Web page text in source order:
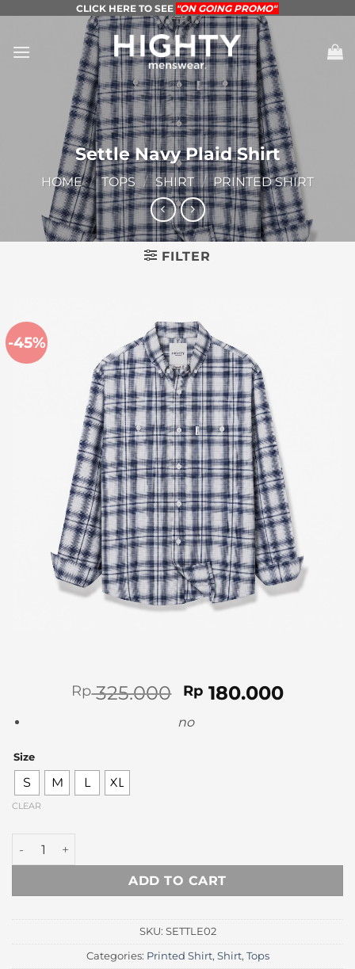
content
CLICK HERE TO SEE "ON GOING PROMO"
Settle Navy Plaid Shirt
HOME / TOPS / SHIRT / PRINTED SHIRT
FILTER
-45%
Rp325.000 Original
was:
Rp180.000
no
Size
S M L XL
CLEAR
Settle Navy Plaid Shirt quantity
ADD TO CART
SKU: SETTLE02
Categories: Printed Shirt, Shirt, Tops